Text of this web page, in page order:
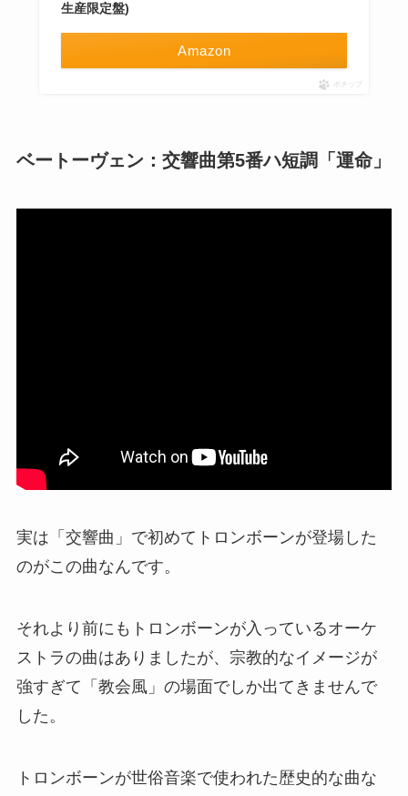
生産限定盤)
Amazon
ポチップ
ベートーヴェン：交響曲第5番ハ短調「運命」
実は「交響曲」で初めてトロンボーンが登場した
のがこの曲なんです。
それより前にもトロンボーンが入っているオーケ
ストラの曲はありましたが、宗教的なイメージが
強すぎて「教会風」の場面でしか出てきませんで
した。
トロンボーンが世俗音楽で使われた歴史的な曲な